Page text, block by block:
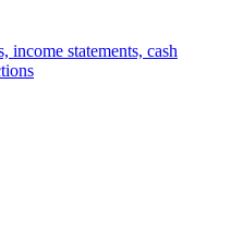
income statements, cash